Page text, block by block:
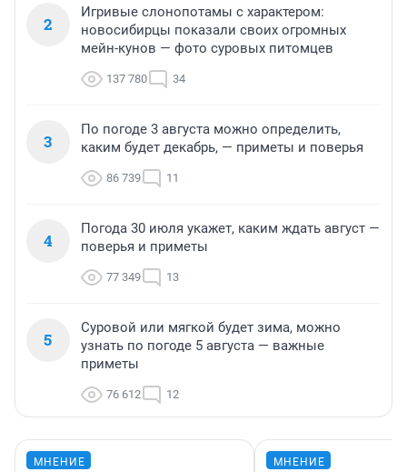
2
Игривые слонопотамы с характером:
новосибирцы показали своих огромных
мейн-кунов — фото суровых питомцев
137 780 34
3
По погоде 3 августа можно определить,
каким будет декабрь, — приметы и поверья
86 739 11
4
Погода 30 июля укажет, каким ждать август —
поверья и приметы
77 349 13
5
Суровой или мягкой будет зима, можно
узнать по погоде 5 августа — важные
приметы
76 612 12
МНЕНИЕ МНЕНИЕ